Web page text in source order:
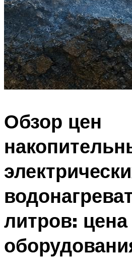
Обзор цен
литров: цена